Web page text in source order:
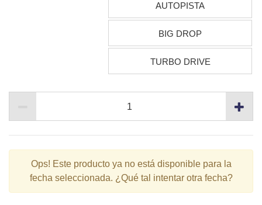
AUTOPISTA
BIG DROP
TURBO DRIVE
Ops! Este producto ya no está disponible para la
fecha seleccionada. ¿Qué tal intentar otra fecha?